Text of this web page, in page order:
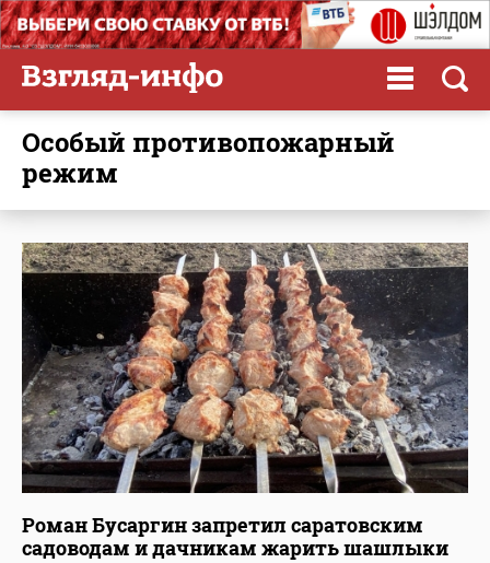
особый противопожарный
режим
Роман Бусаргин запретил саратовским
садоводам и дачникам жарить шашлыки